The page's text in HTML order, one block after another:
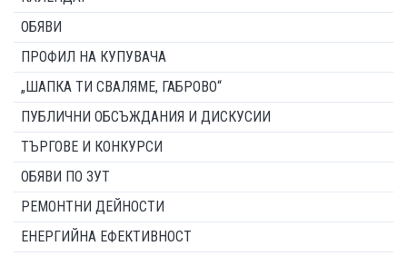
ОБЯВИ
ПРОФИЛ НА КУПУВАЧА
„ШАПКА ТИ СВАЛЯМЕ, ГАБРОВО“
ПУБЛИЧНИ ОБСЪЖДАНИЯ И ДИСКУСИИ
ТЪРГОВЕ И КОНКУРСИ
ОБЯВИ ПО ЗУТ
РЕМОНТНИ ДЕЙНОСТИ
ЕНЕРГИЙНА ЕФЕКТИВНОСТ